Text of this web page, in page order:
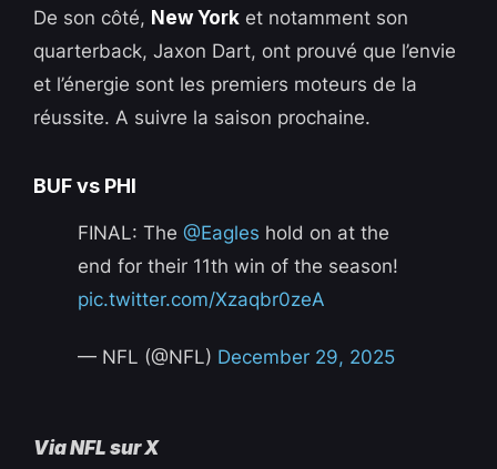
De son côté, New York et notamment son
quarterback, Jaxon Dart, ont prouvé que l’envie
et l’énergie sont les premiers moteurs de la
réussite. A suivre la saison prochaine.
BUF vs PHI
FINAL: The@Eagles hold on at the
end for their 11th win of the season!
pic.twitter.com/Xzaqbr0zeA
— NFL (@NFL) December 29, 2025
Via NFL sur X